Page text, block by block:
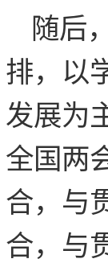
随后
排，以
发展为
全国两
合，与
合，与